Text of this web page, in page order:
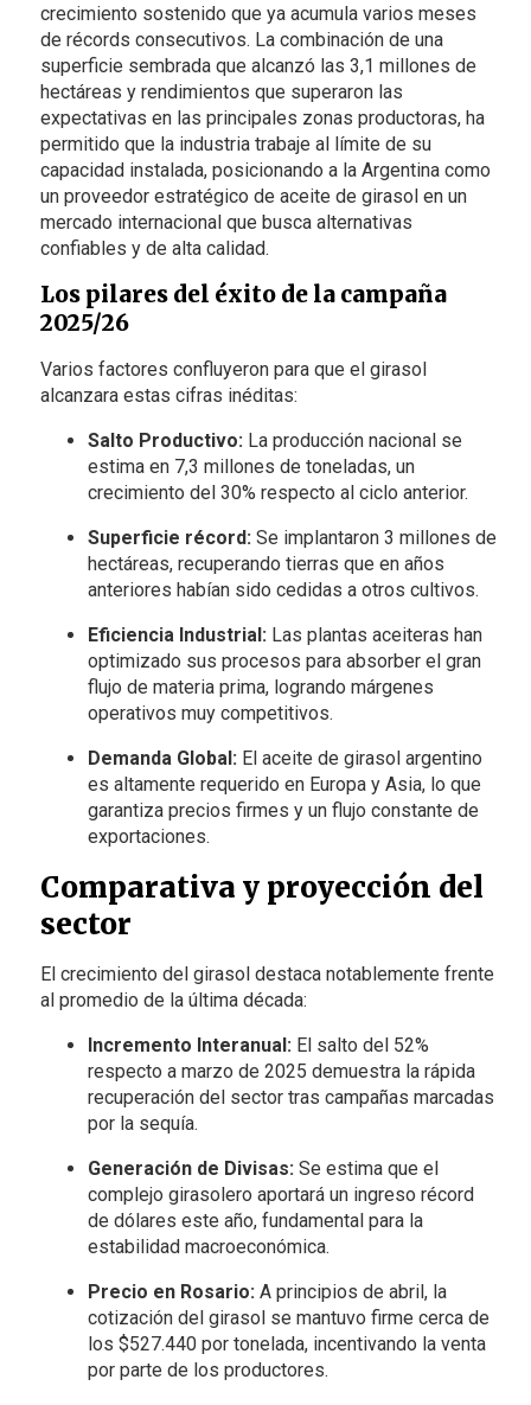
crecimiento sostenido que ya acumula varios meses
de récords consecutivos. La combinación de una
superficie sembrada que alcanzó las 3,1 millones de
hectáreas y rendimientos que superaron las
expectativas en las principales zonas productoras, ha
permitido que la industria trabaje al límite de su
capacidad instalada, posicionando a la Argentina como
un proveedor estratégico de aceite de girasol en un
mercado internacional que busca alternativas
confiables y de alta calidad.
Los pilares del éxito de la campaña
2025/26
Varios factores confluyeron para que el girasol
alcanzara estas cifras inéditas:
Salto Productivo:La producción nacional se
estima en 7,3 millones de toneladas, un
crecimiento del 30% respecto al ciclo anterior.
Superficie récord:Se implantaron 3 millones de
hectáreas, recuperando tierras que en años
anteriores habían sido cedidas a otros cultivos.
Eficiencia Industrial:Las plantas aceiteras han
optimizado sus procesos para absorber el gran
flujo de materia prima, logrando márgenes
operativos muy competitivos.
Demanda Global:El aceite de girasol argentino
es altamente requerido en Europa y Asia, lo que
garantiza precios firmes y un flujo constante de
exportaciones.
Comparativa y proyección del
sector
El crecimiento del girasol destaca notablemente frente
al promedio de la última década:
Incremento Interanual:El salto del 52%
respecto a marzo de 2025 demuestra la rápida
recuperación del sector tras campañas marcadas
por la sequía.
Generación de Divisas:Se estima que el
complejo girasolero aportará un ingreso récord
de dólares este año, fundamental para la
estabilidad macroeconómica.
Precio en Rosario:A principios de abril, la
cotización del girasol se mantuvo firme cerca de
los $527.440 por tonelada, incentivando la venta
por parte de los productores.